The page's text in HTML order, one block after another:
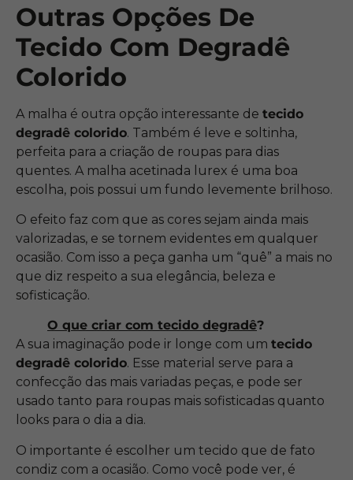
Outras Opções De
Tecido Com Degradê
Colorido
A malha é outra opção interessante de tecido
degradê colorido. Também é leve e soltinha,
perfeita para a criação de roupas para dias
quentes. A malha acetinada lurex é uma boa
escolha, pois possui um fundo levemente brilhoso.
O efeito faz com que as cores sejam ainda mais
valorizadas, e se tornem evidentes em qualquer
ocasião. Com isso a peça ganha um “quê” a mais no
que diz respeito a sua elegância, beleza e
sofisticação.
O que criar com tecido degradê?
A sua imaginação pode ir longe com um tecido
degradê colorido. Esse material serve para a
confecção das mais variadas peças, e pode ser
usado tanto para roupas mais sofisticadas quanto
looks para o dia a dia.
O importante é escolher um tecido que de fato
condiz com a ocasião. Como você pode ver, é